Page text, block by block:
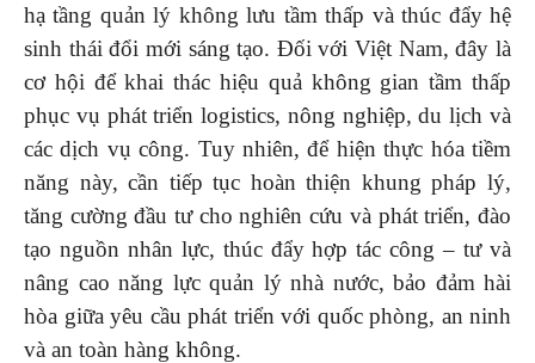
hạ tầng quản lý không lưu tầm thấp và thúc đẩy hệ
sinh thái đổi mới sáng tạo. Đối với Việt Nam, đây là
cơ hội để khai thác hiệu quả không gian tầm thấp
phục vụ phát triển logistics, nông nghiệp, du lịch và
các dịch vụ công. Tuy nhiên, để hiện thực hóa tiềm
năng này, cần tiếp tục hoàn thiện khung pháp lý,
tăng cường đầu tư cho nghiên cứu và phát triển, đào
tạo nguồn nhân lực, thúc đẩy hợp tác công – tư và
nâng cao năng lực quản lý nhà nước, bảo đảm hài
hòa giữa yêu cầu phát triển với quốc phòng, an ninh
và an toàn hàng không.